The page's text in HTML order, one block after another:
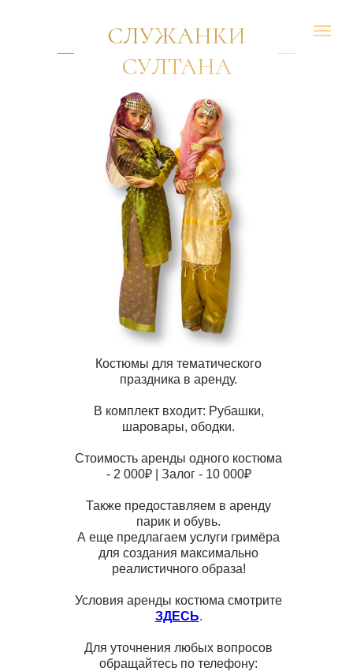
СЛУЖАНКИ
СУЛТАНА
Костюмы для тематического
праздника в аренду.
В комплект входит: Рубашки,
шаровары, ободки.
Стоимость аренды одного костюма
- 2 000₽ | Залог - 10 000₽
Также предоставляем в аренду
парик и обувь.
А еще предлагаем услуги гримёра
для создания максимально
реалистичного образа!
Условия аренды костюма смотрите
ЗДЕСЬ.
Для уточнения любых вопросов
обращайтесь по телефону: